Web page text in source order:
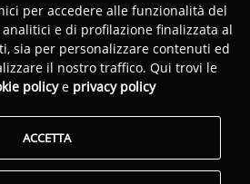
per accedere alle funzionalità del
e di profilazione finalizzata al
sia per personalizzare contenuti ed
il nostro traffico. Qui trovi le
policye privacy policy
ACCETTA